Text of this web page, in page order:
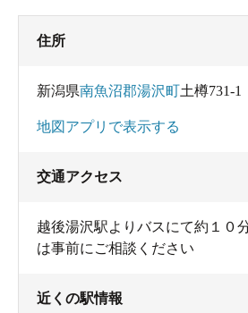
住所
新潟県南魚沼郡湯沢町土樽731-1
地図アプリで表示する
交通アクセス
越後湯沢駅よりバスにて約１
は事前にご相談ください
近くの駅情報